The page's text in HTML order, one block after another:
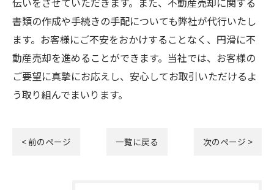
書類の作成や手続きの手配についても弊社が代行いたし
ます。お客様にご不安をおかけすることなく、円滑に不
動産売却を進めることができます。当社では、お客様の
ご要望に真摯にお応えし、安心してお取引いただけるよ
う取り組んでまいります。
< 前のページ 一覧に戻る 次のページ >